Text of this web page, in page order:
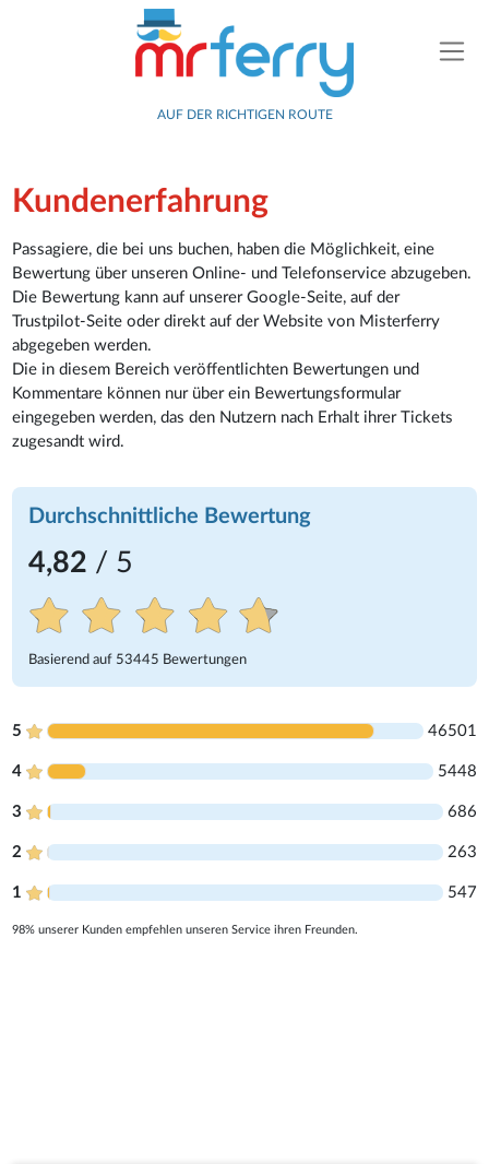
AUF DER RICHTIGEN ROUTE
Kundenerfahrung
Passagiere, die bei uns buchen, haben die Möglichkeit, eine
Bewertung über unseren Online- und Telefonservice abzugeben.
Die Bewertung kann auf unserer Google-Seite, auf der
Trustpilot-Seite oder direkt auf der Website von Misterferry
abgegeben werden.
Die in diesem Bereich veröffentlichten Bewertungen und
Kommentare können nur über ein Bewertungsformular
eingegeben werden, das den Nutzern nach Erhalt ihrer Tickets
zugesandt wird.
Durchschnittliche Bewertung
4,82 / 5
Basierend auf 53445 Bewertungen
5 46501
4 5448
3 686
2 263
1 547
98% unserer Kunden empfehlen unseren Service ihren Freunden.